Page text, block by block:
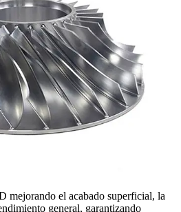
mejorando el acabado superficial, la
general, garantizando